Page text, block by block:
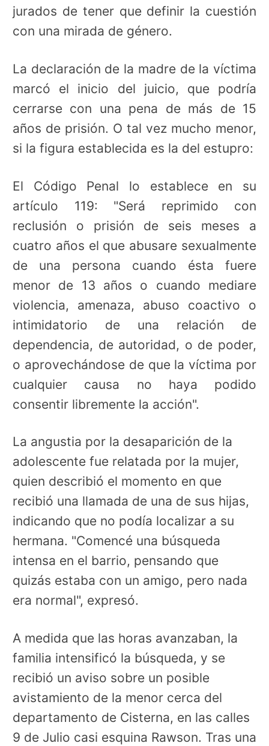
jurados de tener que definir la cuestión
con una mirada de género.
La declaración de la madre de la víctima
marcó el inicio del juicio, que podría
cerrarse con una pena de más de 15
años de prisión. O tal vez mucho menor,
si la figura establecida es la del estupro:
El Código Penal lo establece en su
artículo 119: "Será reprimido con
reclusión o prisión de seis meses a
cuatro años el que abusare sexualmente
de una persona cuando ésta fuere
menor de 13 años o cuando mediare
violencia, amenaza, abuso coactivo o
intimidatorio de una relación de
dependencia, de autoridad, o de poder,
o aprovechándose de que la víctima por
cualquier causa no haya podido
consentir libremente la acción".
La angustia por la desaparición de la
adolescente fue relatada por la mujer,
quien describió el momento en que
recibió una llamada de una de sus hijas,
indicando que no podía localizar a su
hermana. "Comencé una búsqueda
intensa en el barrio, pensando que
quizás estaba con un amigo, pero nada
era normal", expresó.
A medida que las horas avanzaban, la
familia intensificó la búsqueda, y se
recibió un aviso sobre un posible
avistamiento de la menor cerca del
departamento de Cisterna, en las calles
9 de Julio casi esquina Rawson. Tras una